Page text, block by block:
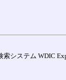
索システム WDIC